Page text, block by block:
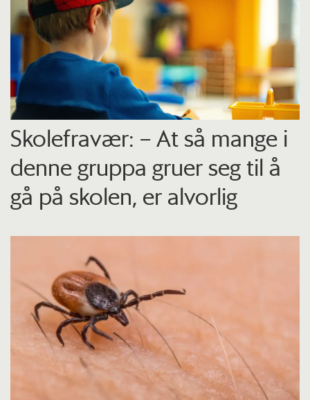
Skolefravær: – At så mange i
denne gruppa gruer seg til å
gå på skolen, er alvorlig